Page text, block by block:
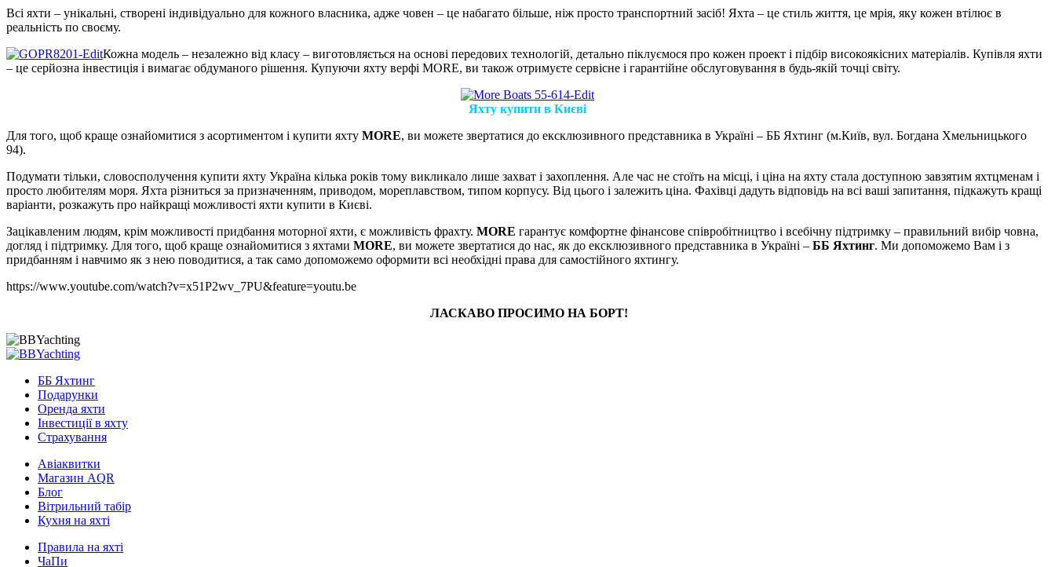
Всі яхти – унікальні, створені індивідуально для кожного власника, адже човен – це набагато більше, ніж просто транспортний засіб! Яхта – це стиль життя, це мрія, яку кожен втілює в
реальність по своєму.
Кожна модель – незалежно від класу – виготовляється на основі передових технологій, детально піклуємося про кожен проект і підбір високоякісних матеріалів. Купівля яхти
– це серйозна інвестиція і вимагає обдуманого рішення. Купуючи яхту верфі MORE, ви також отримуєте сервісне і гарантійне обслуговування в будь-якій точці світу.
Яхту купити в Києві
Для того, щоб краще ознайомитися з асортиментом і купити яхту MORE, ви можете звертатися до ексклюзивного представника в Україні – ББ Яхтинг (м.Київ, вул. Богдана Хмельницького
94).
Подумати тільки, словосполучення купити яхту Україна кілька років тому викликало лише захват і захоплення. Але час не стоїть на місці, і ціна на яхту стала доступною завзятим яхтцменам і
просто любителям моря. Яхта різниться за призначенням, приводом, мореплавством, типом корпусу. Від цього і залежить ціна. Фахівці дадуть відповідь на всі ваші запитання, підкажуть кращі
варіанти, розкажуть про найкращі можливості яхти купити в Києві.
Зацікавленим людям, крім можливості придбання моторної яхти, є можливість фрахту. MORE гарантує комфортне фінансове співробітництво і всебічну підтримку – правильний вибір човна,
догляд і підтримку. Для того, щоб краще ознайомитися з яхтами MORE, ви можете звертатися до нас, як до ексклюзивного представника в Україні – ББ Яхтинг. Ми допоможемо Вам і з
придбанням і навчимо як з нею поводитися, а так само допоможемо оформити всі необхідні права для самостійного яхтингу.
https://www.youtube.com/watch?v=x51P2wv_7PU&feature=youtu.be
ЛАСКАВО ПРОСИМО НА БОРТ!
ББ Яхтинг
Подарунки
Оренда яхти
Інвестиції в яхту
Страхування
Авіаквитки
Магазин AQR
Блог
Вітрильний табір
Кухня на яхті
Правила на яхті
ЧаПи